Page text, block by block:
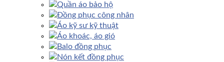
Quần áo bảo hộ
Đồng phục công nhân
Áo kỹ sư kỹ thuật
Áo khoác, áo gió
Balo đồng phục
Nón kết đồng phục